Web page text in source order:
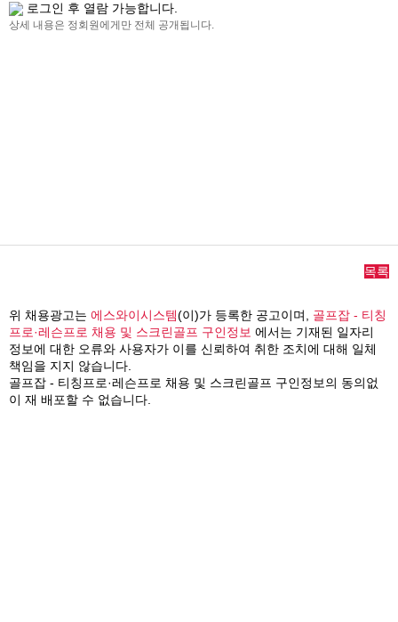
로그인 후 열람 가능합니다.
상세 내용은 정회원에게만 전체 공개됩니다.
목록
위 채용광고는 에스와이시스템(이)가 등록한 공고이며, 골프잡 - 티칭
프로·레슨프로 채용 및 스크린골프 구인정보 에서는 기재된 일자리
정보에 대한 오류와 사용자가 이를 신뢰하여 취한 조치에 대해 일체
책임을 지지 않습니다.
골프잡 - 티칭프로·레슨프로 채용 및 스크린골프 구인정보의 동의없
이 재 배포할 수 없습니다.